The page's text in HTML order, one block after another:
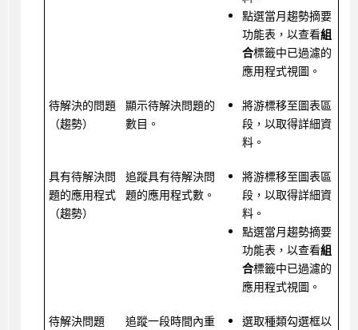
點選當月趨勢摘要
功能表，以查看組
合標籤中已過濾的
應用程式視圖。
待解決的問題
（趨勢）
顯示待解決問題的
數目。
將游標移至圖表區
段，以取得詳細資
料。
具有待解決問
題的應用程式
（趨勢）
追蹤具有待解決問
題的應用程式數。
將游標移至圖表區
段，以取得詳細資
料。
點選當月趨勢摘要
功能表，以查看組
合標籤中已過濾的
應用程式視圖。
待解決問題
追蹤一段時間內重
選取種類勾選框以